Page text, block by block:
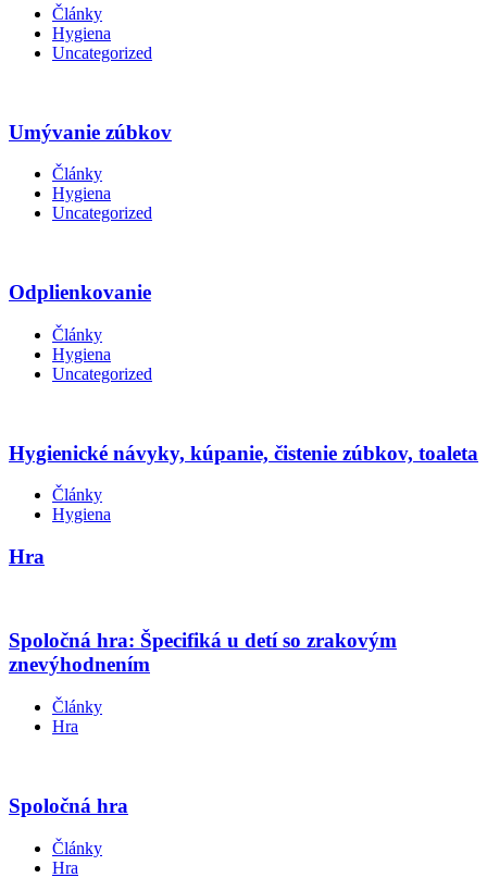
Články
Hygiena
Uncategorized
Umývanie zúbkov
Články
Hygiena
Uncategorized
Odplienkovanie
Články
Hygiena
Uncategorized
Hygienické návyky, kúpanie, čistenie zúbkov, toaleta
Články
Hygiena
Hra
Spoločná hra: Špecifiká u detí so zrakovým
znevýhodnením
Články
Hra
Spoločná hra
Články
Hra